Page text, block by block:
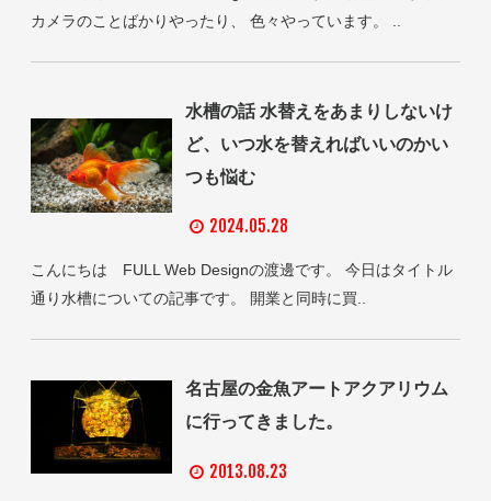
カメラのことばかりやったり、 色々やっています。 ..
水槽の話 水替えをあまりしないけ
ど、いつ水を替えればいいのかい
つも悩む
2024.05.28
こんにちは FULL Web Designの渡邊です。 今日はタイトル
通り水槽についての記事です。 開業と同時に買..
名古屋の金魚アートアクアリウム
に行ってきました。
2013.08.23